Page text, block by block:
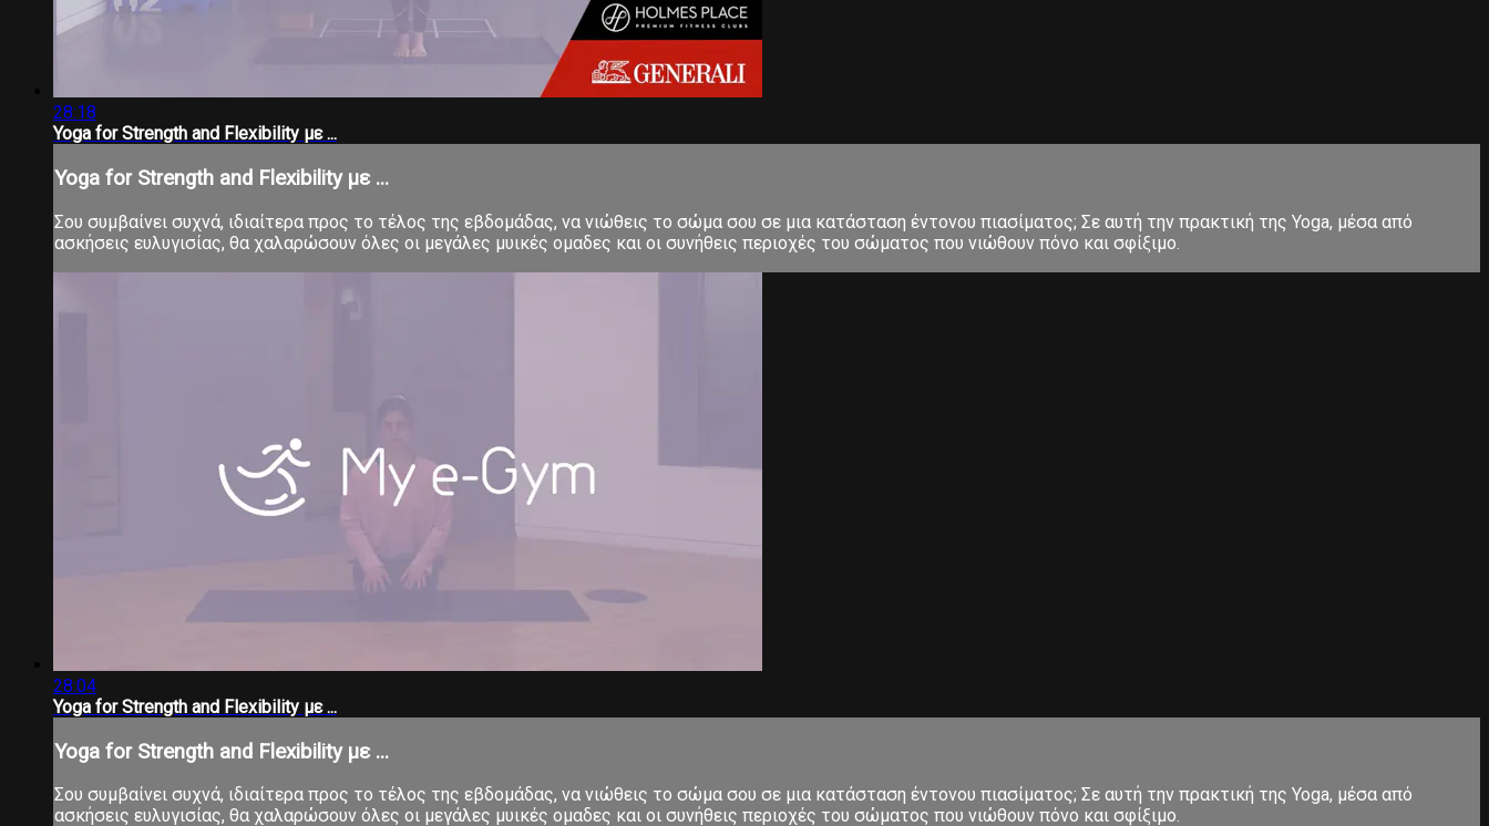
28:18
Yoga for Strength and Flexibility με ...
Yoga for Strength and Flexibility με ...
Σου συμβαίνει συχνά, ιδιαίτερα προς το τέλος της εβδομάδας, να νιώθεις το σώμα σου σε μια κατάσταση έντονου πιασίματος; Σε αυτή την πρακτική της Yoga, μέσα από
ασκήσεις ευλυγισίας, θα χαλαρώσουν όλες οι μεγάλες μυικές ομαδες και οι συνήθεις περιοχές του σώματος που νιώθουν πόνο και σφίξιμο.
28:04
Yoga for Strength and Flexibility με ...
Yoga for Strength and Flexibility με ...
Σου συμβαίνει συχνά, ιδιαίτερα προς το τέλος της εβδομάδας, να νιώθεις το σώμα σου σε μια κατάσταση έντονου πιασίματος; Σε αυτή την πρακτική της Yoga, μέσα από
ασκήσεις ευλυγισίας, θα χαλαρώσουν όλες οι μεγάλες μυικές ομαδες και οι συνήθεις περιοχές του σώματος που νιώθουν πόνο και σφίξιμο.